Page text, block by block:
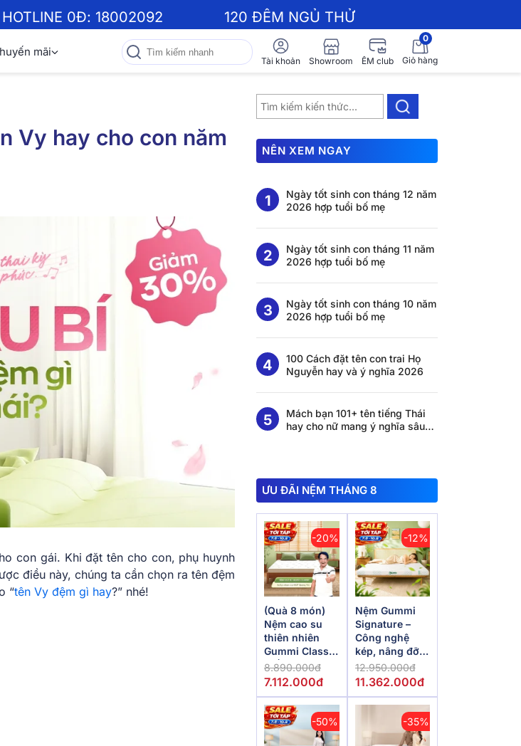
HOTLINE 0Đ: 18002092 120 ĐÊM NGỦ THỬ
mãi
Tài khoản Showroom ÊM club
0
Giỏ hàng
Vy hay cho con năm
con gái. Khi đặt tên cho con, phụ huynh
điều này, chúng ta cần chọn ra tên đệm
“tên Vy đệm gì hay?” nhé!
NÊN XEM NGAY
Ngày tốt sinh con tháng 12 năm
2026 hợp tuổi bố mẹ
Ngày tốt sinh con tháng 11 năm
2026 hợp tuổi bố mẹ
Ngày tốt sinh con tháng 10 năm
2026 hợp tuổi bố mẹ
100 Cách đặt tên con trai Họ
Nguyễn hay và ý nghĩa 2026
Mách bạn 101+ tên tiếng Thái
hay cho nữ mang ý nghĩa sâu
ƯU ĐÃI NỆM THÁNG 8
-20%
(Quà 8 món)
Nệm cao su
thiên nhiên
Gummi Classic
thế hệ mới dày
5/10/15cm
8.890.000đ
7.112.000đ
-12%
Nệm Gummi
Signature –
Công nghệ
kép, nâng đỡ
vượt trội,
kháng khuẩn
12.950.000đ
11.362.000đ
-50% -35%